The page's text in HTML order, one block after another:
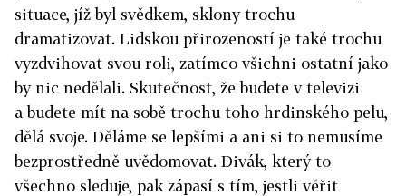
situace, jíž byl svědkem, sklony trochu
dramatizovat. Lidskou přirozeností je také trochu
vyzdvihovat svou roli, zatímco všichni ostatní jako
by nic nedělali. Skutečnost, že budete v televizi
a budete mít na sobě trochu toho hrdinského pelu,
dělá svoje. Děláme se lepšími a ani si to nemusíme
bezprostředně uvědomovat. Divák, který to
všechno sleduje, pak zápasí s tím, jestli věřit